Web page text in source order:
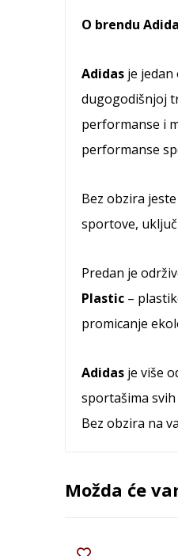
O brendu
Adidasje jedan
dugogodišnjoj
performanse i
performanse
Bez obzira
sportove,
Predan je
Plastic–
promicanje
Adidasje više
sportašima
Bez obzira na
Možda će